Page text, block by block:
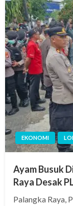
EKONOMI
Ayam Busuk
Raya Desak
Palangka Raya,